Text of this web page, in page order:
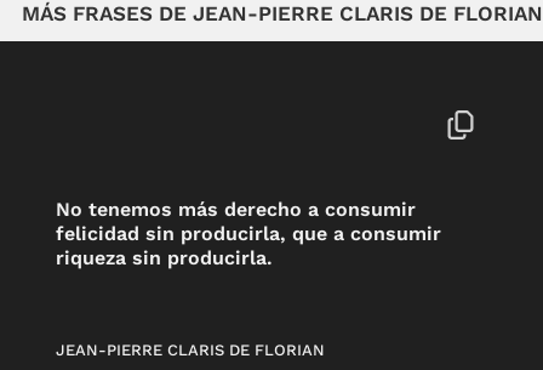
MÁS FRASES DE JEAN-PIERRE CLARIS DE FLORIAN
No tenemos más derecho a consumir
felicidad sin producirla, que a consumir
riqueza sin producirla.
JEAN-PIERRE CLARIS DE FLORIAN